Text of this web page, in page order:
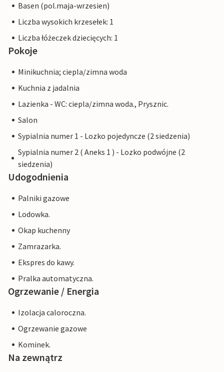
Basen (pol.maja-wrzesien)
Liczba wysokich krzesełek: 1
Liczba łóżeczek dziecięcych: 1
Pokoje
Minikuchnia; ciepla/zimna woda
Kuchnia z jadalnia
Lazienka - WC: ciepla/zimna woda., Prysznic.
Salon
Sypialnia numer 1 - Lozko pojedyncze (2 siedzenia)
Sypialnia numer 2 ( Aneks 1 ) - Lozko podwójne (2
siedzenia)
Udogodnienia
Palniki gazowe
Lodowka.
Okap kuchenny
Zamrazarka.
Ekspres do kawy.
Pralka automatyczna.
Ogrzewanie / Energia
Izolacja caloroczna.
Ogrzewanie gazowe
Kominek.
Na zewnątrz